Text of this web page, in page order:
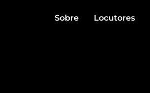
Sobre Locutores